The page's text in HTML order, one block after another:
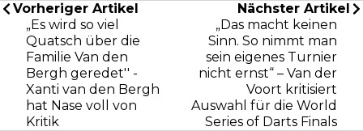
Vorheriger Artikel
„Es wird so viel
Quatsch über die
Familie Van den
Bergh geredet'' -
Xanti van den Bergh
hat Nase voll von
Kritik
Nächster Artikel
„Das macht keinen
Sinn. So nimmt man
sein eigenes Turnier
nicht ernst“ – Van der
Voort kritisiert
Auswahl für die World
Series of Darts Finals